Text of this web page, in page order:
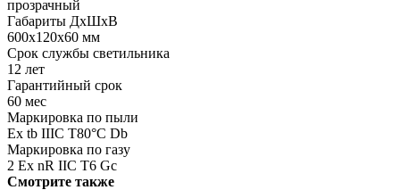
прозрачный
Габариты ДхШхВ
600x120x60 мм
Срок службы светильника
12 лет
Гарантийный срок
60 мес
Маркировка по пыли
Ex tb IIIC T80°C Db
Маркировка по газу
2 Ex nR IIC T6 Gc
Смотрите также